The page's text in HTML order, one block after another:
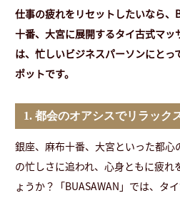
仕事の疲れをリセットしたいなら、
十番、大宮に展開するタイ古式マッ
は、忙しいビジネスパーソンにとっ
ポットです。
1. 都会のオアシスでリラック
銀座、麻布十番、大宮といった都心
の忙しさに追われ、心身ともに疲れ
ょうか？「BUASAWAN」では、タ